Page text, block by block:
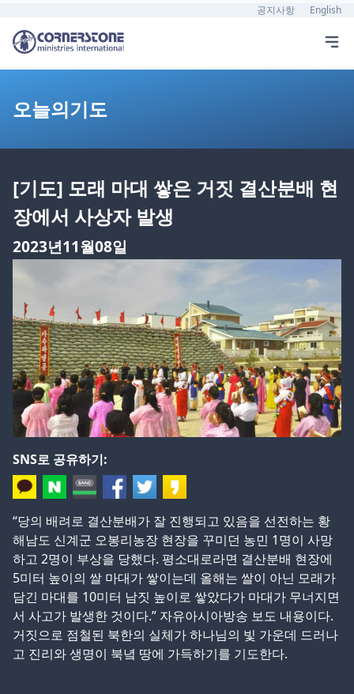
공지사항 English
오늘의기도
[기도] 모래 마대 쌓은 거짓 결산분배 현
장에서 사상자 발생
2023년11월08일
SNS로 공유하기:
“당의 배려로 결산분배가 잘 진행되고 있음을 선전하는 황
해남도 신계군 오봉리농장 현장을 꾸미던 농민 1명이 사망
하고 2명이 부상을 당했다. 평소대로라면 결산분배 현장에
5미터 높이의 쌀 마대가 쌓이는데 올해는 쌀이 아닌 모래가
담긴 마대를 10미터 남짓 높이로 쌓았다가 마대가 무너지면
서 사고가 발생한 것이다.” 자유아시아방송 보도 내용이다.
거짓으로 점철된 북한의 실체가 하나님의 빛 가운데 드러나
고 진리와 생명이 북녘 땅에 가득하기를 기도한다.